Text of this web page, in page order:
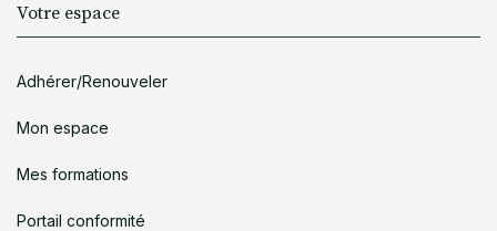
Votre espace
Adhérer/Renouveler
Mon espace
Mes formations
Portail conformité